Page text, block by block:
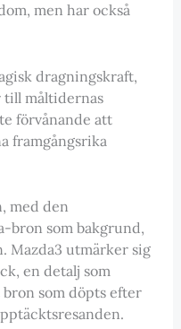
men har också
dragningskraft,
till måltidernas
förvånande att
framgångsrika
med den
bron som bakgrund,
Mazda3 utmärker sig
en detalj som
som döpts efter